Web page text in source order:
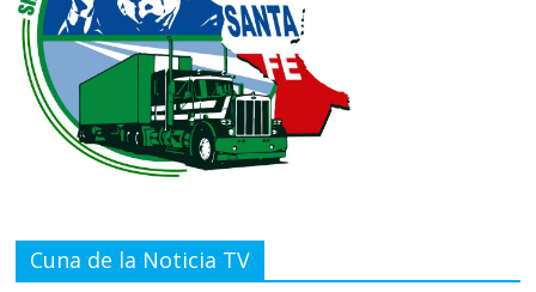
Cuna de la Noticia TV